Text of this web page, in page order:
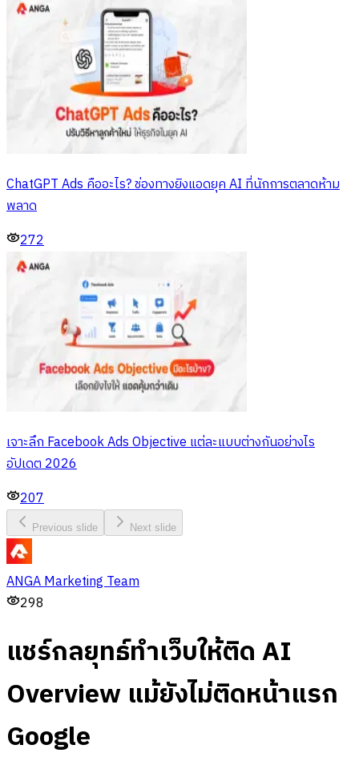
ChatGPT Ads คืออะไร? ช่องทางยิงแอดยุค AI ที่นักการตลาดห้าม
พลาด
272
เจาะลึก Facebook Ads Objective แต่ละแบบต่างกันอย่างไร
อัปเดต 2026
207
Previous slide Next slide
ANGA Marketing Team
298
แชร์กลยุทธ์ทำเว็บให้ติด AI
Overview แม้ยังไม่ติดหน้าแรก
Google